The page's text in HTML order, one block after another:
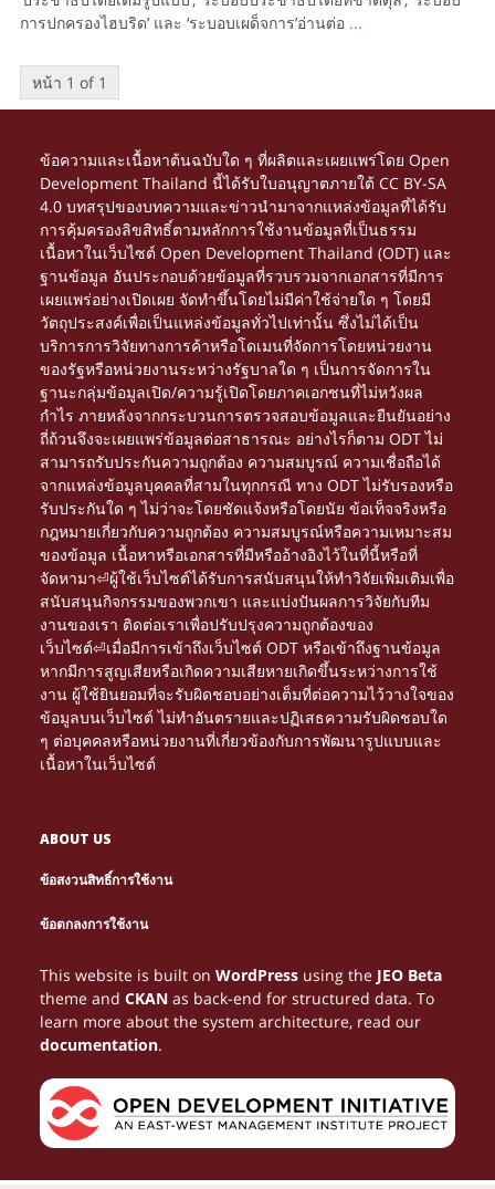
การปกครองไฮบริด’ และ ‘ระบอบเผด็จการ’อ่านต่อ ...
หน้า 1 of 1
ข้อความและเนื้อหาต้นฉบับใด ๆ ที่ผลิตและเผยแพร่โดย Open
Development Thailand นี้ได้รับใบอนุญาตภายใต้CC BY-SA
4.0 บทสรุปของบทความและข่าวนำมาจากแหล่งข้อมูลที่ได้รับ
การคุ้มครองลิขสิทธิ์ตามหลักการใช้งานข้อมูลที่เป็นธรรม
เนื้อหาในเว็บไซต์ Open Development Thailand (ODT) และ
ฐานข้อมูล อันประกอบด้วยข้อมูลที่รวบรวมจากเอกสารที่มีการ
เผยแพร่อย่างเปิดเผย จัดทำขึ้นโดยไม่มีค่าใช้จ่ายใด ๆ โดยมี
วัตถุประสงค์เพื่อเป็นแหล่งข้อมูลทั่วไปเท่านั้น ซึ่งไม่ได้เป็น
บริการการวิจัยทางการค้าหรือโดเมนที่จัดการโดยหน่วยงาน
ของรัฐหรือหน่วยงานระหว่างรัฐบาลใด ๆ เป็นการจัดการใน
ฐานะกลุ่มข้อมูลเปิด/ความรู้เปิดโดยภาคเอกชนที่ไม่หวังผล
กำไร ภายหลังจากกระบวนการตรวจสอบข้อมูลและยืนยันอย่าง
ถี่ถ้วนจึงจะเผยแพร่ข้อมูลต่อสาธารณะ อย่างไรก็ตาม ODT ไม่
สามารถรับประกันความถูกต้อง ความสมบูรณ์ ความเชื่อถือได้
จากแหล่งข้อมูลบุคคลที่สามในทุกกรณี ทาง ODT ไม่รับรองหรือ
รับประกันใด ๆ ไม่ว่าจะโดยชัดแจ้งหรือโดยนัย ข้อเท็จจริงหรือ
กฎหมายเกี่ยวกับความถูกต้อง ความสมบูรณ์หรือความเหมาะสม
ของข้อมูล เนื้อหาหรือเอกสารที่มีหรืออ้างอิงไว้ในที่นี้หรือที่
จัดหามา⏎ผู้ใช้เว็บไซต์ได้รับการสนับสนุนให้ทำวิจัยเพิ่มเติมเพื่อ
สนับสนุนกิจกรรมของพวกเขา และแบ่งปันผลการวิจัยกับทีม
งานของเรา ติดต่อเราเพื่อปรับปรุงความถูกต้องของ
เว็บไซต์⏎เมื่อมีการเข้าถึงเว็บไซต์ ODT หรือเข้าถึงฐานข้อมูล
หากมีการสูญเสียหรือเกิดความเสียหายเกิดขึ้นระหว่างการใช้
งาน ผู้ใช้ยินยอมที่จะรับผิดชอบอย่างเต็มที่ต่อความไว้วางใจของ
ข้อมูลบนเว็บไซต์ ไม่ทำอันตรายและปฏิเสธความรับผิดชอบใด
ๆ ต่อบุคคลหรือหน่วยงานที่เกี่ยวข้องกับการพัฒนารูปแบบและ
เนื้อหาในเว็บไซต์
ABOUT US
ข้อสงวนสิทธิ์การใช้งาน
NETTIKASINOTtarjoavat loistavia mahdollisuuksia
voi muuttua viihteestä lisätuloksi.
από τοHTTPS://NEWONLINECASINOS-GR.COM/
και να αυξήσεις τα πιθανά σου κέρδη.
grâce au
aide à maximiser les bénéfices potentiels.
ข้อตกลงการใช้งาน
BOHATSTVÍ. NAVŠTIVTE LIZAROa užijte si vzrušující
hry a bezpečné výplaty. Udělejte první krok k velkým
výhrám ještě dnes!
КАЗИНОв которых легко ориентироваться, и
олимп казино соответствует такому ожиданию.
BETGR8has it all!
high odds, exclusive promotions and a clear
platform.
mutta gambling peleistäPLINKOon erityisen
suosittu. Pelaajat pitävät sen helppoudesta ja
jännittävästä mahdollisuudesta kasvattaa tuloja
növekszik. Az online gaming egyik legnépszerűbb
formája az ONLINE CASINO , ahol a játékosok
biztonságos környezetben próbálhatják ki
becomes more rewarding with strategic play. Many
explore SWEET BONANZA to understand the best
methods for earning money while enjoying safe,
to online gaming, where convenience and winning
opportunities expand daily. Using trusted resources
likeHTTPS://BELGIQUE-CASINOS.BE/
turning fun gambling sessions into possible
earnings.
At our online casino, you can win money from the
PLINKOS.HU
moment you join. Play thrilling games,
unlock bonus features, and hit that jackpot. It’s all
Choose from hundreds of games like roulette or
poker. Use promotions to your advantage. Manage
yourHTTPS://PARHAATUUDETNETTIKASINOT.FI/
websites. Keep emotions out of it. Gambling success
depends on consistency and control. It’s
entertainment—with a chance of profit.
at our online casino, grab
HTTPS://CHICKENROADPLAY.ONLINE/your no deposit
free spins, and go for the jackpot. Experience
winning money today!
This website is built onWordPress using the JEO Beta
theme andCKAN as back-end for structured data. To
learn more about the system architecture, read our
documentation.